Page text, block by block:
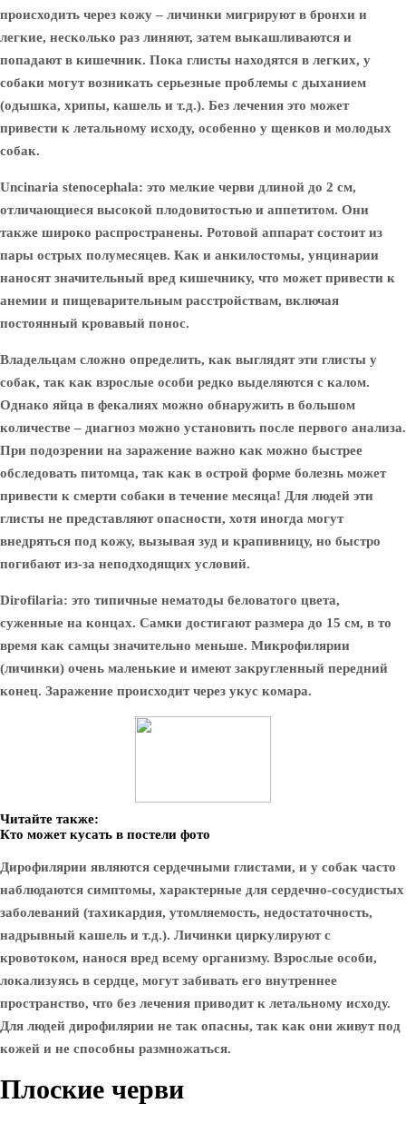
происходить через кожу – личинки мигрируют в бронхи и
легкие, несколько раз линяют, затем выкашливаются и
попадают в кишечник. Пока глисты находятся в легких, у
собаки могут возникать серьезные проблемы с дыханием
(одышка, хрипы, кашель и т.д.). Без лечения это может
привести к летальному исходу, особенно у щенков и молодых
собак.
Uncinaria stenocephala: это мелкие черви длиной до 2 см,
отличающиеся высокой плодовитостью и аппетитом. Они
также широко распространены. Ротовой аппарат состоит из
пары острых полумесяцев. Как и анкилостомы, унцинарии
наносят значительный вред кишечнику, что может привести к
анемии и пищеварительным расстройствам, включая
постоянный кровавый понос.
Владельцам сложно определить, как выглядят эти глисты у
собак, так как взрослые особи редко выделяются с калом.
Однако яйца в фекалиях можно обнаружить в большом
количестве – диагноз можно установить после первого анализа.
При подозрении на заражение важно как можно быстрее
обследовать питомца, так как в острой форме болезнь может
привести к смерти собаки в течение месяца! Для людей эти
глисты не представляют опасности, хотя иногда могут
внедряться под кожу, вызывая зуд и крапивницу, но быстро
погибают из-за неподходящих условий.
Dirofilaria: это типичные нематоды беловатого цвета,
суженные на концах. Самки достигают размера до 15 см, в то
время как самцы значительно меньше. Микрофилярии
(личинки) очень маленькие и имеют закругленный передний
конец. Заражение происходит через укус комара.
Читайте также:
Кто может кусать в постели фото
Дирофилярии являются сердечными глистами, и у собак часто
наблюдаются симптомы, характерные для сердечно-сосудистых
заболеваний (тахикардия, утомляемость, недостаточность,
надрывный кашель и т.д.). Личинки циркулируют с
кровотоком, нанося вред всему организму. Взрослые особи,
локализуясь в сердце, могут забивать его внутреннее
пространство, что без лечения приводит к летальному исходу.
Для людей дирофилярии не так опасны, так как они живут под
кожей и не способны размножаться.
Плоские черви